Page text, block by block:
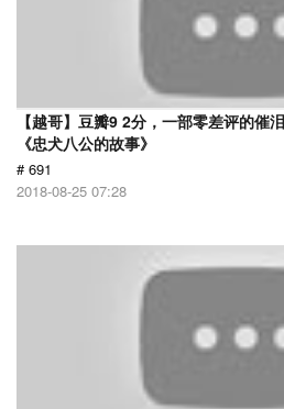
【越哥】豆瓣9 2分，一部零差评的催
《忠犬八公的故事》
# 691
2018-08-25 07:28